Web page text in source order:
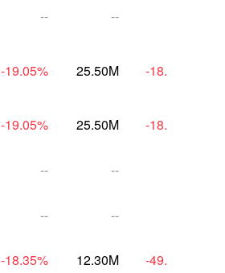
-- --
-19.05% 25.50M -18.18
-19.05% 25.50M -18.18
-- --
-- --
-18.35% 12.30M -49.48